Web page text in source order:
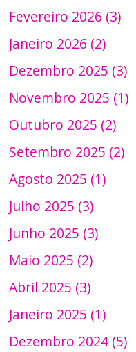
Fevereiro 2026 (3)
Janeiro 2026 (2)
Dezembro 2025 (3)
Novembro 2025 (1)
Outubro 2025 (2)
Setembro 2025 (2)
Agosto 2025 (1)
Julho 2025 (3)
Junho 2025 (3)
Maio 2025 (2)
Abril 2025 (3)
Janeiro 2025 (1)
Dezembro 2024 (5)